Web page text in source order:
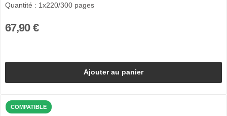
Quantité : 1x220/300 pages
67,90 €
Ajouter au panier
COMPATIBLE